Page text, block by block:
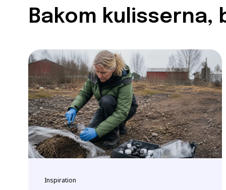
Bakom
Inspiration
E-post*
*Observera att detta inte
För att kunna söka till
måste ha en
Vänligen notera: För
yrkeshögskolan krävs
att vi registrerar
För mer information
Samordningsnummer |
Grundläggande